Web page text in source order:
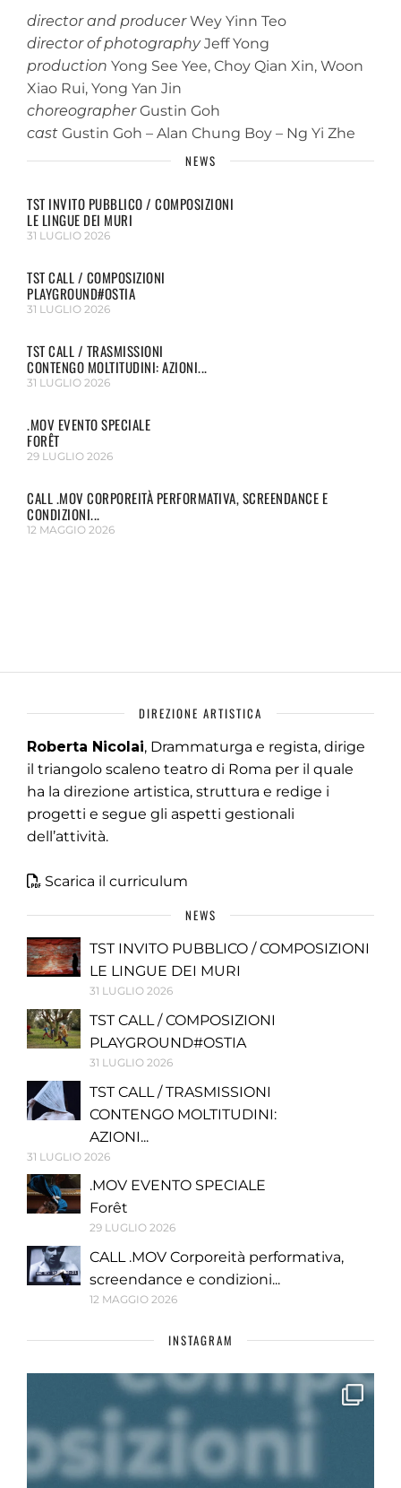
director and producerWey Yinn Teo
director of photographyJeff Yong
production Yong See Yee, Choy Qian Xin, Woon
Xiao Rui, Yong Yan Jin
choreographerGustin Goh
cast Gustin Goh – Alan Chung Boy – Ng Yi Zhe
NEWS
TST INVITO PUBBLICO / COMPOSIZIONI
LE LINGUE DEI MURI
31 LUGLIO 2026
TST CALL / COMPOSIZIONI
PLAYGROUND#OSTIA
31 LUGLIO 2026
TST CALL / TRASMISSIONI
CONTENGO MOLTITUDINI: AZIONI...
31 LUGLIO 2026
.MOV EVENTO SPECIALE
FORÊT
29 LUGLIO 2026
CALL .MOV CORPOREITÀ PERFORMATIVA, SCREENDANCE E
CONDIZIONI...
12 MAGGIO 2026
DIREZIONE ARTISTICA
Roberta Nicolai, Drammaturga e regista, dirige
il triangolo scaleno teatro di Roma per il quale
ha la direzione artistica, struttura e redige i
progetti e segue gli aspetti gestionali
dell’attività.
Scarica il curriculum
NEWS
TST INVITO PUBBLICO / COMPOSIZIONI
LE LINGUE DEI MURI
31 LUGLIO 2026
TST CALL / COMPOSIZIONI
PLAYGROUND#OSTIA
31 LUGLIO 2026
TST CALL / TRASMISSIONI
CONTENGO MOLTITUDINI:
AZIONI...
31 LUGLIO 2026
.MOV EVENTO SPECIALE
Forêt
29 LUGLIO 2026
CALL .MOV Corporeità performativa,
screendance e condizioni...
12 MAGGIO 2026
INSTAGRAM